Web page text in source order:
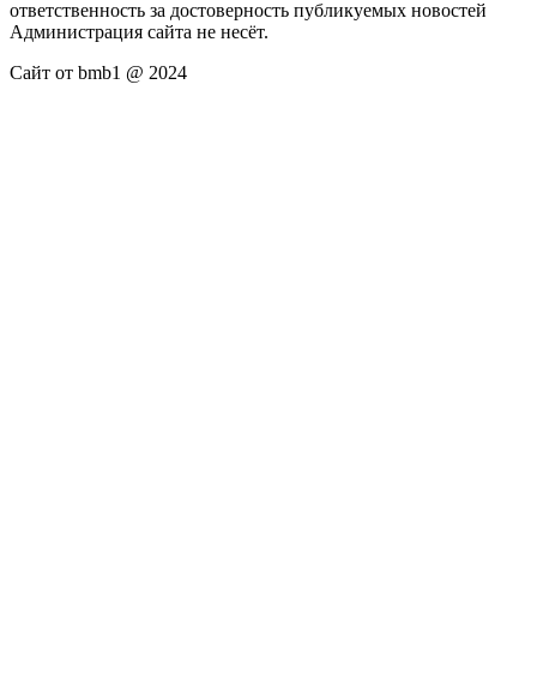
ответственность за достоверность публикуемых новостей
Администрация сайта не несёт.
Сайт от bmb1 @ 2024